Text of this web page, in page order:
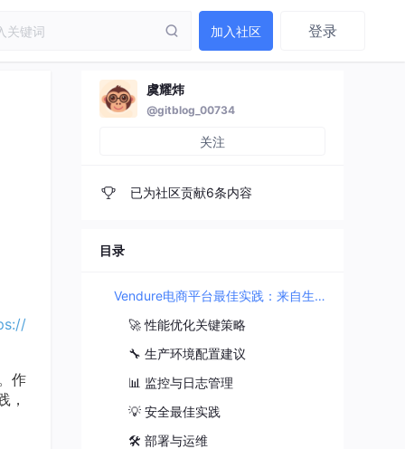
加入社区 登录
作
，
虞耀炜
@gitblog_00734
关注
已为社区贡献6条内容
目录
Vendure电商平台最佳实践：来自生产环境的经验总结与建议
🚀 性能优化关键策略
🔧 生产环境配置建议
📊 监控与日志管理
💡 安全最佳实践
🛠️ 部署与运维